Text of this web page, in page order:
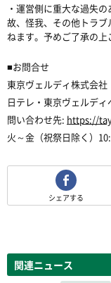
・運営側に重大な過失
故、怪我、その他トラ
ねます。予めご了承の上
■お問合せ
東京ヴェルディ株式会社
日テレ・東京ヴェルデ
問い合わせ先: https://
火～金（祝祭日除く）
シェアする
関連ニュース